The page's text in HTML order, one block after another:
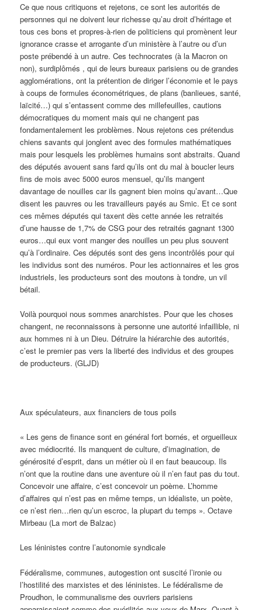
Ce que nous critiquons et rejetons, ce sont les autorités de
personnes qui ne doivent leur richesse qu’au droit d’héritage et
tous ces bons et propres-à-rien de politiciens qui promènent leur
ignorance crasse et arrogante d’un ministère à l’autre ou d’un
poste prébendé à un autre. Ces technocrates (à la Macron on
non), surdiplômés , qui de leurs bureaux parisiens ou de grandes
agglomérations, ont la prétention de diriger l’économie et le pays
à coups de formules économétriques, de plans (banlieues, santé,
laïcité…) qui s’entassent comme des millefeuilles, cautions
démocratiques du moment mais qui ne changent pas
fondamentalement les problèmes. Nous rejetons ces prétendus
chiens savants qui jonglent avec des formules mathématiques
mais pour lesquels les problèmes humains sont abstraits. Quand
des députés avouent sans fard qu’ils ont du mal à boucler leurs
fins de mois avec 5000 euros mensuel, qu’ils mangent
davantage de nouilles car ils gagnent bien moins qu’avant…Que
disent les pauvres ou les travailleurs payés au Smic. Et ce sont
ces mêmes députés qui taxent dès cette année les retraités
d’une hausse de 1,7% de CSG pour des retraités gagnant 1300
euros…qui eux vont manger des nouilles un peu plus souvent
qu’à l’ordinaire. Ces députés sont des gens incontrôlés pour qui
les individus sont des numéros. Pour les actionnaires et les gros
industriels, les producteurs sont des moutons à tondre, un vil
bétail.
Voilà pourquoi nous sommes anarchistes. Pour que les choses
changent, ne reconnaissons à personne une autorité infaillible, ni
aux hommes ni à un Dieu. Détruire la hiérarchie des autorités,
c’est le premier pas vers la liberté des individus et des groupes
de producteurs. (GLJD)
Aux spéculateurs, aux financiers de tous poils
« Les gens de finance sont en général fort bornés, et orgueilleux
avec médiocrité. Ils manquent de culture, d’imagination, de
générosité d’esprit, dans un métier où il en faut beaucoup. Ils
n’ont que la routine dans une aventure où il n’en faut pas du tout.
Concevoir une affaire, c’est concevoir un poème. L’homme
d’affaires qui n’est pas en même temps, un idéaliste, un poète,
ce n’est rien…rien qu’un escroc, la plupart du temps ». Octave
Mirbeau (La mort de Balzac)
Les léninistes contre l’autonomie syndicale
Fédéralisme, communes, autogestion ont suscité l’ironie ou
l’hostilité des marxistes et des léninistes. Le fédéralisme de
Proudhon, le communalisme des ouvriers parisiens